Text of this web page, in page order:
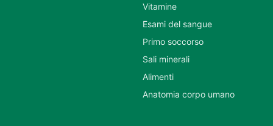
Vitamine
Esami del sangue
Primo soccorso
Sali minerali
Alimenti
Anatomia corpo umano